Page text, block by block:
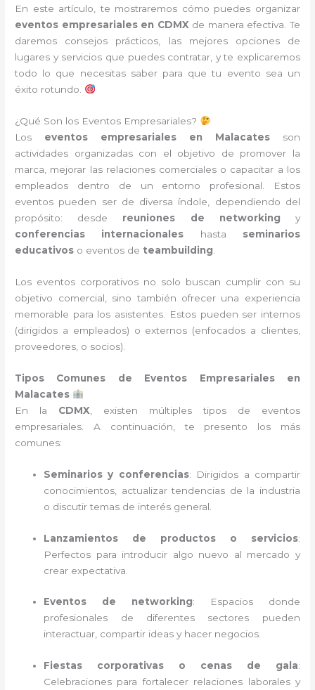
En este artículo, te mostraremos cómo puedes organizar
eventos empresariales en CDMX de manera efectiva. Te
daremos consejos prácticos, las mejores opciones de
lugares y servicios que puedes contratar, y te explicaremos
todo lo que necesitas saber para que tu evento sea un
éxito rotundo.
¿Qué Son los Eventos Empresariales?
Los eventos empresariales en Malacatesson
actividades organizadas con el objetivo de promover la
marca, mejorar las relaciones comerciales o capacitar a los
empleados dentro de un entorno profesional. Estos
eventos pueden ser de diversa índole, dependiendo del
propósito: desde reuniones de networking y
conferencias internacionales hasta seminarios
educativos o eventos de teambuilding
Los eventos corporativos no solo buscan cumplir con su
objetivo comercial, sino también ofrecer una experiencia
memorable para los asistentes. Estos pueden ser internos
(dirigidos a empleados) o externos (enfocados a clientes,
proveedores, o socios).
Tipos Comunes de Eventos Empresariales en
Malacates
En la CDMX , existen múltiples tipos de eventos
empresariales. A continuación, te presento los más
comunes:
Seminarios y conferencias: Dirigidos a compartir
conocimientos, actualizar tendencias de la industria
o discutir temas de interés general.
Lanzamientos de productos o servicios:
Perfectos para introducir algo nuevo al mercado y
crear expectativa.
Eventos de networking: Espacios donde
profesionales de diferentes sectores pueden
interactuar, compartir ideas y hacer negocios.
Fiestas corporativas o cenas de gala:
Celebraciones para fortalecer relaciones laborales y